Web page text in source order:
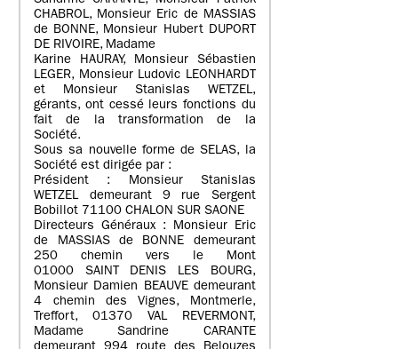
CHABROL, Monsieur Eric de MASSIAS
de BONNE, Monsieur Hubert DUPORT
DE RIVOIRE, Madame
Karine HAURAY, Monsieur Sébastien
LEGER, Monsieur Ludovic LEONHARDT
et Monsieur Stanislas WETZEL,
gérants, ont cessé leurs fonctions du
fait de la transformation de la
Société.
Sous sa nouvelle forme de SELAS, la
Société est dirigée par :
Président : Monsieur Stanislas
WETZEL demeurant 9 rue Sergent
Bobillot 71100 CHALON SUR SAONE
Directeurs Généraux : Monsieur Eric
de MASSIAS de BONNE demeurant
250 chemin vers le Mont
01000 SAINT DENIS LES BOURG,
Monsieur Damien BEAUVE demeurant
4 chemin des Vignes, Montmerle,
Treffort, 01370 VAL REVERMONT,
Madame Sandrine CARANTE